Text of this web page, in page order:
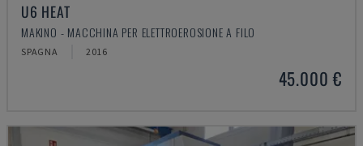
U6 HEAT
MAKINO - MACCHINA PER ELETTROEROSIONE A FILO
SPAGNA 2016
45.000 €